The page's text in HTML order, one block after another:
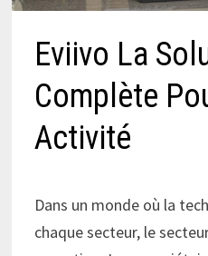
Eviivo La
Complète
Activité
Dans un monde où la
chaque secteur, le